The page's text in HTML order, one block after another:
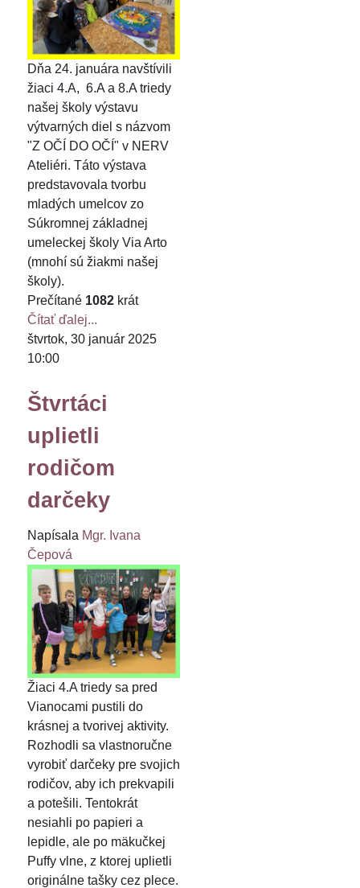
Dňa 24. januára navštívili
žiaci 4.A, 6.A a 8.A triedy
našej školy výstavu
výtvarných diel s názvom
"Z OČÍ DO OČÍ" v NERV
Ateliéri. Táto výstava
predstavovala tvorbu
mladých umelcov zo
Súkromnej základnej
umeleckej školy Via Arto
(mnohí sú žiakmi našej
školy).
Prečítané 1082 krát
Čítať ďalej...
štvrtok, 30 január 2025
10:00
Štvrtáci
uplietli
rodičom
darčeky
Napísala Mgr. Ivana
Čepová
Žiaci 4.A triedy sa pred
Vianocami pustili do
krásnej a tvorivej aktivity.
Rozhodli sa vlastnoručne
vyrobiť darčeky pre svojich
rodičov, aby ich prekvapili
a potešili. Tentokrát
nesiahli po papieri a
lepidle, ale po mäkučkej
Puffy vlne, z ktorej uplietli
originálne tašky cez plece.